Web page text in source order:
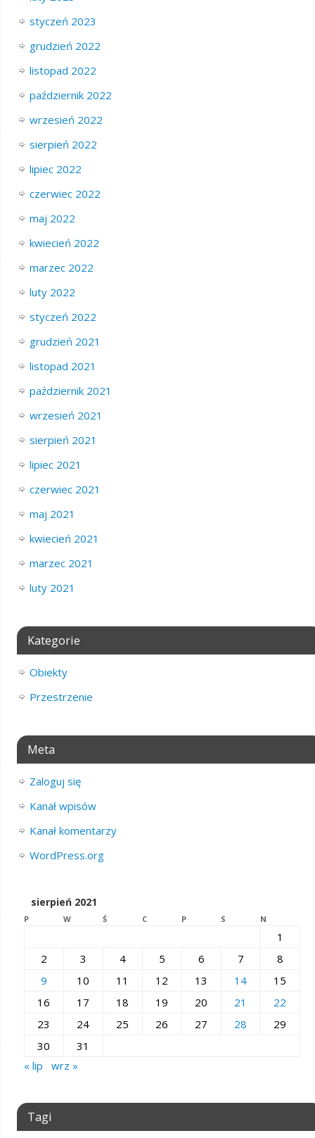
styczeń 2023
grudzień 2022
listopad 2022
październik 2022
wrzesień 2022
sierpień 2022
lipiec 2022
czerwiec 2022
maj 2022
kwiecień 2022
marzec 2022
luty 2022
styczeń 2022
grudzień 2021
listopad 2021
październik 2021
wrzesień 2021
sierpień 2021
lipiec 2021
czerwiec 2021
maj 2021
kwiecień 2021
marzec 2021
luty 2021
Kategorie
Obiekty
Przestrzenie
Meta
Zaloguj się
Kanał wpisów
Kanał komentarzy
WordPress.org
sierpień 2021
P W Ś C P S N
1
2
3 4 5 6 7
8
9
10 11 12 13 14
15
16
17 18 19 20 21
22
23
24 25 26 27 28
29
30
31
« lip
wrz »
Tagi